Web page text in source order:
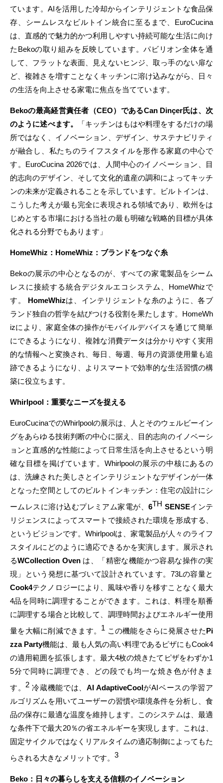
ています。AIを活用した冷却からインテリジェントな食品保
存、シームレスなビルトイン統合に至るまで、EuroCucina
は、直感的で魅力的かつ利用しやすい持続可能な生活に向け
たBekoの取り組みを反映しています。パビリオン全体を通
して、フラットな表面、見えないヒンジ、取っ手のない扉な
ど、複雑さを増すことなくキッチンに溶け込みながら、日々
の生活を向上させる家電に焦点を当てています。
Bekoの最高経営責任者（CEO）であるCan Dinçer氏は、次
のように述べます。
「キッチンはもはや料理をするだけの場
所ではなく、イノベーション、デザイン、サステナビリティ
が融合し、私たちのライフスタイルを形作る家庭の中心で
す。EuroCucina 2026では、人間中心のイノベーション、目
的志向のデザイン、そして文化的遺産の調和によってキッチ
ンの未来が定義されることを示しています。ビルトインは、
こうした考えが最も完全に表現される領域であり、欧州をは
じめとする市場における当社の最も明確な戦略的目標が具体
化される分野でもあります」
HomeWhiz：HomeWhiz：ブランドをつなぐ糸
Bekoの展示の中心となるのが、すべての家電製品をシーム
レスに接続する統合デジタルエコシステム、HomeWhizで
す。 HomeWhizは、インテリジェントな糸のように、各ブ
ランド独自の哲学を結びつける役割を果たします。HomeWh
izにより、家庭全体の操作がモバイルデバイスを通じて簡単
にできるようになり、複雑な消費データは分かりやすく実用
的な情報へと変換され、毎日、毎週、毎月の資源使用量も追
跡できるようになり、よりスマートで効率的な生活習慣の構
築に役立ちます。
Whirlpool：重要なニーズを捉える
EuroCucinaでのWhirlpoolの展示は、人とそのウェルビーイン
グをあらゆる技術判断の中心に据え、目的志向のイノベーシ
ョンと直感的な性能によって日常生活を向上させるという明
確な目標を掲げています。Whirlpoolの展示の中核にあるの
は、洗練された美しさとインテリジェントなデザインが一体
となった空間としてのビルトインキッチン：住宅の設計にシ
ームレスに溶け込むプレミアム家電が、6TH SENSEインテ
リジェンスによってスマートで接続された環境を形成する、
というビジョンです。Whirlpoolは、家電製品が人々のライフ
スタイルにどのように適応できるかを実演します。展示され
るWCollection Ovenは、「精密な機能かつ容易な操作の実
現」という発想に基づいて設計されています。73Lの容量と
Cook4テクノロジーにより、風味や香りを移すことなく最大
4品を同時に調理することができます。これは、料理を順番
に調理する場合と比較して、調理時間およびエネルギー使用
量を大幅に削減できます。 1 この機能をさらに発展させたPi
zza Party機能は、最も人気の高い料理であるピザにもCook4
の適用範囲を拡張します。最大4枚の焼きたてピザをわずか1
5分で同時に調理でき、どの段でも均一な焼き色が付きま
す。2 冷蔵機能では、AI AdaptiveCoolがAIベースの学習ア
ルゴリズムを用いてユーザーの習慣や環境条件を分析し、食
品の保存に最適な温度を維持します。このシステムは、最適
な条件下で最大20％の省エネルギーを実現します。これは、
固定サイクルではなくリアルタイムの適応制御によってもた
らされる大きなメリットです。 3
Beko：日々の暮らしを支える信頼のイノベーション